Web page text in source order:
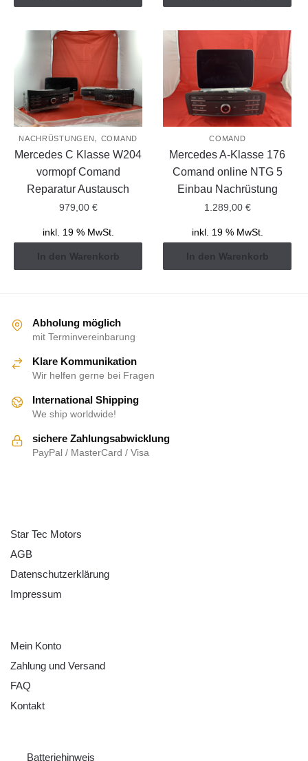
NACHRÜSTUNGEN, COMAND
Mercedes C Klasse W204
vormopf Comand
Reparatur Austausch
979,00 €
inkl. 19 % MwSt.
In den Warenkorb
COMAND
Mercedes A-Klasse 176
Comand online NTG 5
Einbau Nachrüstung
1.289,00 €
inkl. 19 % MwSt.
In den Warenkorb
Abholung möglich
mit Terminvereinbarung
Klare Kommunikation
Wir helfen gerne bei Fragen
International Shipping
We ship worldwide!
sichere Zahlungsabwicklung
PayPal / MasterCard / Visa
Star Tec Motors
AGB
Datenschutzerklärung
Impressum
Mein Konto
Zahlung und Versand
FAQ
Kontakt
Batteriehinweis